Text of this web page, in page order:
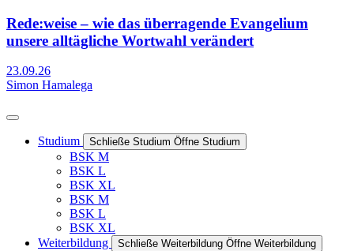
Rede:weise – wie das überragende Evangelium
unsere alltägliche Wortwahl verändert
23.09.26
Simon Hamalega
Studium Schließe Studium Öffne Studium
BSK M
BSK L
BSK XL
BSK M
BSK L
BSK XL
Weiterbildung
Schließe Weiterbildung Öffne Weiterbildung